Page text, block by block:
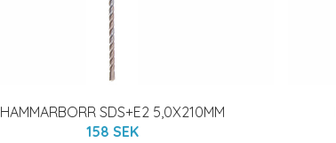
HAMMARBORR SDS+E2 5,0X210MM
158 SEK